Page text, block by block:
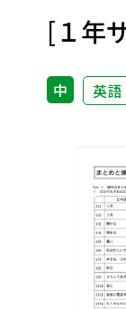
[１年
中 英語